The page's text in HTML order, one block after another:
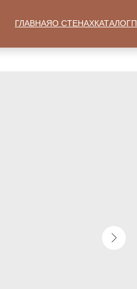
ГЛАВНАЯО СТЕНАХКАТАЛОГ